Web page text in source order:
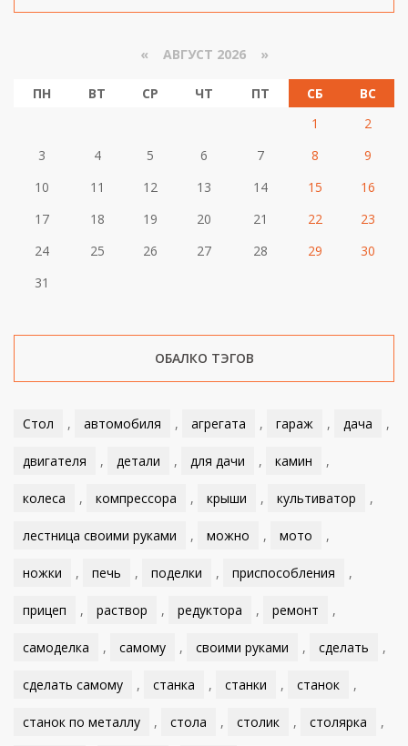
« АВГУСТ 2026 »
ПН ВТ СР ЧТ ПТ СБ
ВС
1
2
3
4 5 6 7 8
9
10
11 12 13 14 15
16
17
18 19 20 21 22
23
24
25 26 27 28 29
30
31
ОБАЛКО ТЭГОВ
Стол , автомобиля , агрегата , гараж , дача ,
двигателя , детали , для дачи , камин ,
колеса , компрессора , крыши , культиватор ,
лестница своими руками , можно , мото ,
ножки , печь , поделки , приспособления ,
прицеп , раствор , редуктора , ремонт ,
самоделка , самому , своими руками , сделать ,
сделать самому , станка , станки , станок ,
станок по металлу , стола , столик , столярка ,